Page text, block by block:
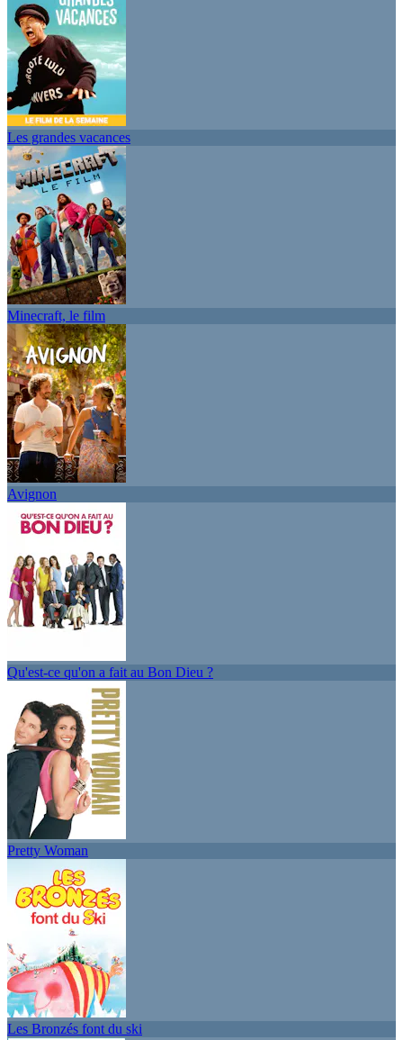
Les grandes vacances
Minecraft, le film
Avignon
Qu'est-ce qu'on a fait au Bon Dieu ?
Pretty Woman
Les Bronzés font du ski